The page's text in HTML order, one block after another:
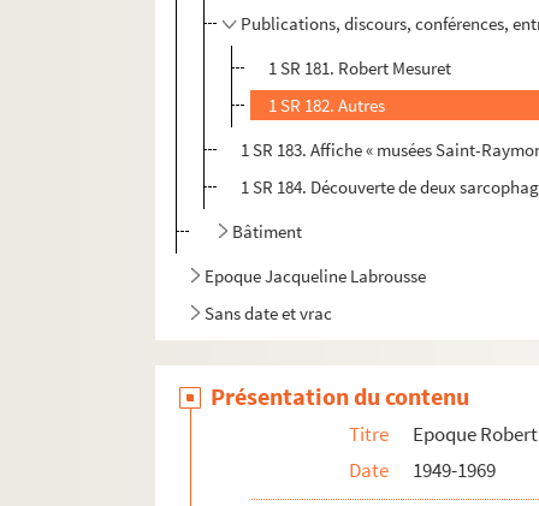
Publications, discours, conférences,
1 SR 181. Robert Mesuret
1 SR 182. Autres
1 SR 183. Affiche « musées Saint-
1 SR 184. Découverte de deux
Bâtiment
Epoque Jacqueline Labrousse
Sans date et vrac
Présentation du contenu
Titre
Epoque
Date
1949-1969